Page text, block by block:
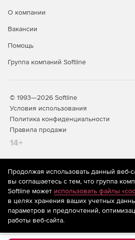
О компании
Вакансии
Помощь
Группа компаний Softline
© 1993—2026 Softline
Условия использования
Политика конфиденциальности
Правила продажи
14+
На информационном ресурсе
рекомендательные технологии
предоставления информации на
систематизации и анализа сведений,
предпочтениям пользователей сети
находящихся на территории
Продолжая использовать данный веб-
вы соглашаетесь с тем, что группа
Softline может использовать файлы
в целях хранения ваших учетных
параметров и предпочтений,
работы веб-сайта.